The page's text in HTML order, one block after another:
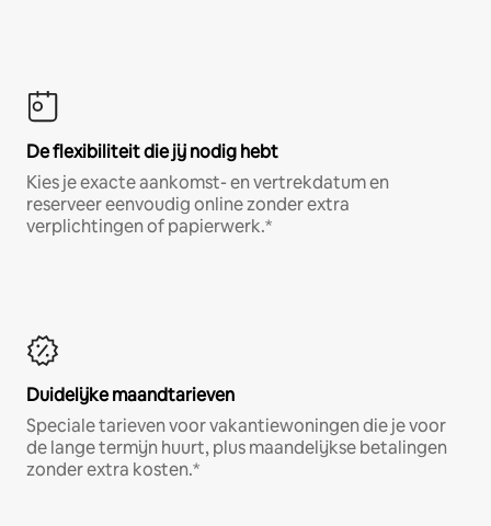
De flexibiliteit die jij nodig hebt
Kies je exacte aankomst- en vertrekdatum en
reserveer eenvoudig online zonder extra
verplichtingen of papierwerk.*
Duidelijke maandtarieven
Speciale tarieven voor vakantiewoningen die je voor
de lange termijn huurt, plus maandelijkse betalingen
zonder extra kosten.*